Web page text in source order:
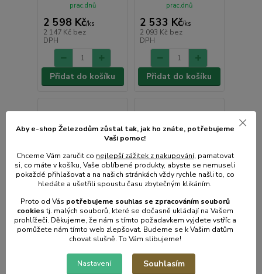
2 598 Kč/ks
2 147 Kč bez
DPH
prac.dnů
Přidat do košíku
2 533 Kč/ks
2 093 Kč bez
DPH
prac.dnů
Přidat do košíku
Aby e-shop Železodům zůstal tak, jak ho znáte, potřebujeme
Vaši pomoc!
Chceme Vám zaručit co nejlepší zážitek z nakupování, pamatovat
si, co máte v košíku, Vaše oblíbené produkty, abyste se nemuseli
pokaždé přihlašovat a na našich stránkách vždy rychle našli to, co
hledáte a ušetřili spoustu času zbytečným klikáním.
Proto od Vás potřebujeme souhlas se zpracováním souborů
cookiestj. malých souborů, které se dočasně ukládají na Vašem
prohlížeči. Děkujeme, že nám s tímto požadavkem vyjdete vstříc a
pomůžete nám tímto web zlepšovat. Budeme se k Vašim datům
chovat slušně. To Vám slibujeme!
Nastavení Souhlasím